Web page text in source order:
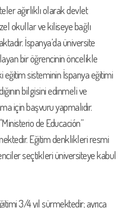
ağırlıklı olarak devlet
okullar ve kiliseye bağlı
İspanya’da üniversite
bir öğrencinin öncelikle
sisteminin İspanya eğitimi
bilgisini edinmeli ve
için başvuru yapmalıdır.
de Educación”
Eğitim denklikleri resmi
seçtikleri üniversiteye kabul
3/4 yıl sürmektedir; ayrıca